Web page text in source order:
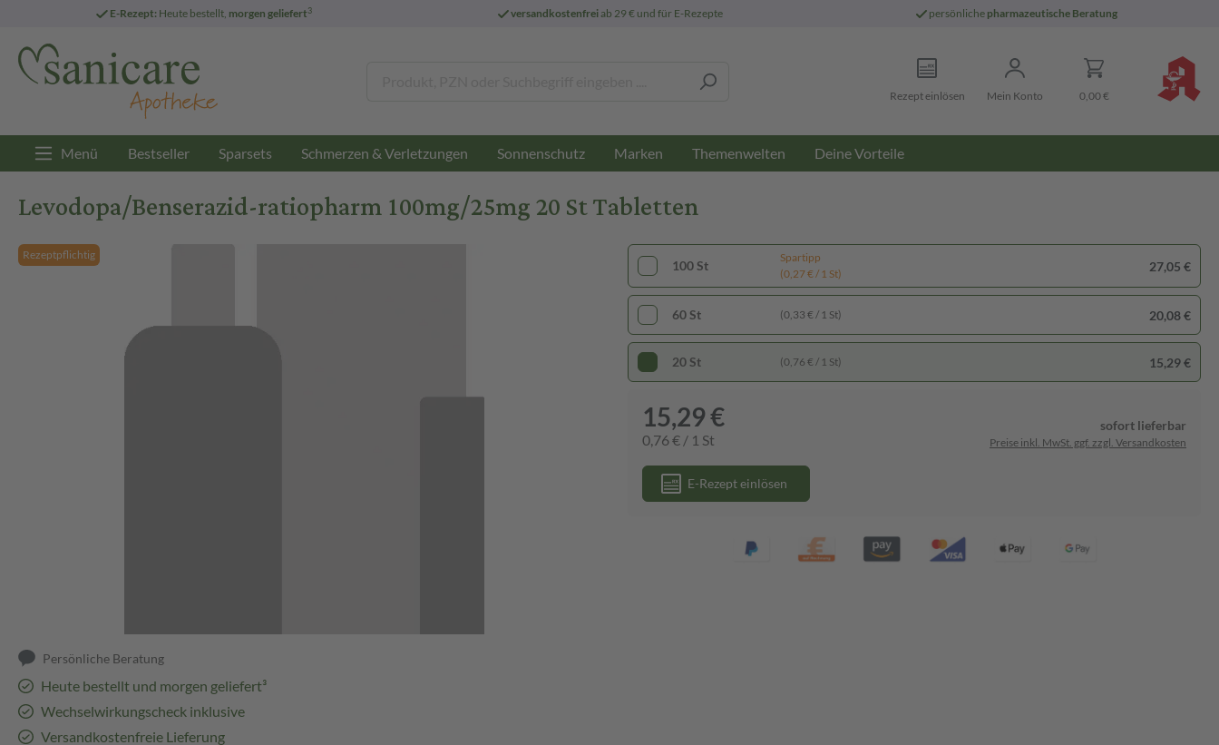
E-Rezept: Heute bestellt, morgen geliefert3 versandkostenfreiab 29 € und für E-Rezepte persönliche pharmazeutische Beratung
Rezept einlösen Mein Konto 0,00 €
Menü Bestseller Sparsets Schmerzen & Verletzungen Sonnenschutz Marken Themenwelten Deine Vorteile
Levodopa/Benserazid-ratiopharm 100mg/25mg 20 St Tabletten
Rezeptpflichtig
Persönliche Beratung
Heute bestellt und morgen geliefert³
Wechselwirkungscheck inklusive
Versandkostenfreie Lieferung
100 St
Spartipp
(0,27 € / 1 St)
27,05 €
60 St (0,33 € / 1 St) 20,08 €
20 St (0,76 € / 1 St) 15,29 €
15,29 €
0,76 € / 1 St
sofort lieferbar
Preise inkl. MwSt. ggf. zzgl. Versandkosten
E-Rezept einlösen